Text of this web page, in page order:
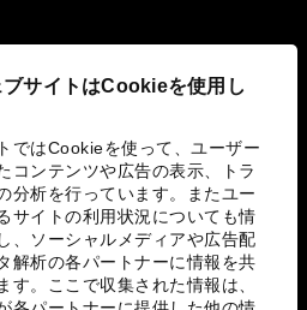
ブサイトはCookieを使用し
ではCookieを使って、ユーザー
コンテンツや広告の表示、トラ
分析を行っています。またユー
サイトの利用状況についても情
、ソーシャルメディアや広告配
解析の各パートナーに情報を共
す。ここで収集された情報は、
組み